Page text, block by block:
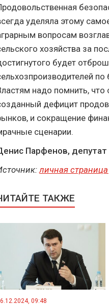
уделяла этому
вопросам
хозяйства за
будет
надо помнить,
дефицит
и сокращение
сценарии.
Парфенов,
личная
ТАКЖЕ
09:48